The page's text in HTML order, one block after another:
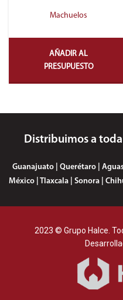
Machuelos
AÑADIR AL
PRESUPUESTO
Distribuimos a
Guanajuato | Querétaro |
México | Tlaxcala | Sonora |
2023 © Grupo Halce.